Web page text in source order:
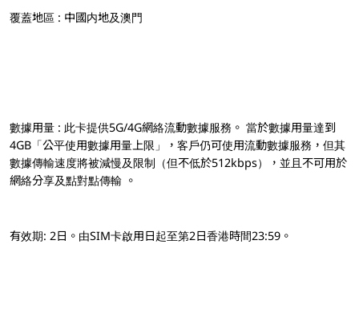
覆蓋地區 : 中國内地及澳門
數據用量 : 此卡提供5G/4G網絡流動數據服務。 當於數據用量達到
4GB「公平使用數據用量上限」，客戶仍可使用流動數據服務，但其
數據傳輸速度將被減慢及限制（但不低於512kbps），並且不可用於
網絡分享及點對點傳輸 。
有效期: 2日。由SIM卡啟用日起至第2日香港時間23:59。